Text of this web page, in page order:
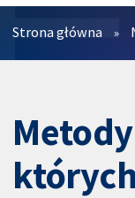
简体中文
Filtry
Strona główna